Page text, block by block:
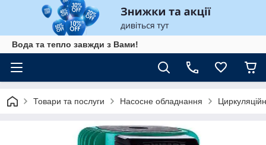
Вода та тепло завжди з Вами!
Товари та послуги Насосне обладнання